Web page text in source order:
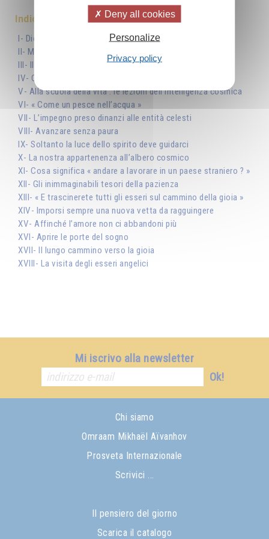
Indice
I- Dio, origine e meta del nostro viaggio
II- Mettersi in cammino
III- Il pungolo della sofferenza
IV- Cercare dentro di se le risposte di Dio
V- Alla scuola della vita : le lezioni dell’Intelligenza cosmica
VI- « Come un pesce nell’acqua »
VII- L’impegno preso dinanzi alle entità celesti
VIII- Avanzare senza paura
IX- Soltanto la luce dello spirito deve guidarci
X- La nostra appartenenza all’albero cosmico
XI- Cosa significa « andare a lavorare in un paese straniero ? »
XII- Gli inimmaginabili tesori della pazienza
XIII- « E trascinerete tutti gli esseri sul cammino della gioia »
XIV- Imporsi sempre una nuova vetta da ragguingere
XV- Affinché l’amore non ci abbandoni più
XVI- Aprire le porte del sogno
XVII- Il lungo cammino verso la gioia
XVIII- La visita degli esseri angelici
Mi iscrivo alla newsletter
Ok!
Chi siamo
Omraam Mikhaël Aïvanhov
Prosveta Internazionale
Scrivici ...
Il pensiero del giorno
Scarica il catalogo
Deny all cookies
Personalize
Privacy policy